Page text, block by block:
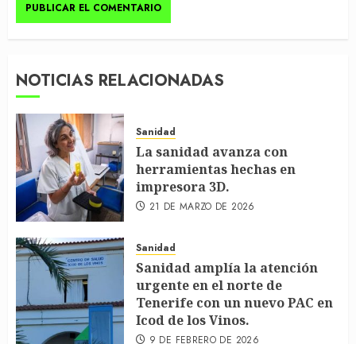
NOTICIAS RELACIONADAS
Sanidad
La sanidad avanza con
herramientas hechas en
impresora 3D.
21 DE MARZO DE 2026
Sanidad
Sanidad amplía la atención
urgente en el norte de
Tenerife con un nuevo PAC en
Icod de los Vinos.
9 DE FEBRERO DE 2026